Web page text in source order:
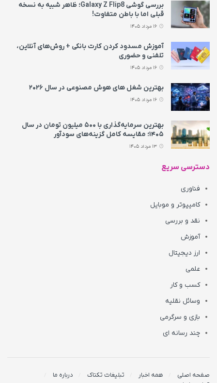
بررسی گوشی Galaxy Z Flip8؛ ظاهر شبیه به نسخه
قبلی اما با باطن متفاوت!
آموزش مسدود کردن کارت بانکی + روش‌های آنلاین،
تلفنی و حضوری
بهترین شغل های هوش مصنوعی در سال ۲۰۲۶
بهترین سرمایه‌گذاری با ۵۰۰ میلیون تومان در سال
۱۴۰۵؛ مقایسه کامل گزینه‌های سودآور
دسترسی سریع
فناوری
کامپیوتر و موبایل
نقد و بررسی
آموزش
ارز دیجیتال
علمی
کسب و کار
وسائل نقلیه
بازی و سرگرمی
چند رسانه ای
صفحه اصلی همه اخبار تبلیغات تکناک
درباره ما